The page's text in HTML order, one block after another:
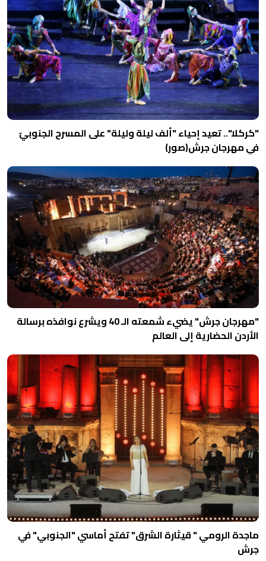
"كركلا".. تعيد إحياء "ألف ليلة وليلة" على المسرح الجنوبيّ
في مهرجان جرش(صور)
"مهرجان جرش" يضيء شمعته الـ 40 ويشرع نوافذه برسالة
الأردن الحضارية إلى العالم
ماجدة الرومي " قيثارة الشرق" تفتح أماسي "الجنوبي" في
جرش